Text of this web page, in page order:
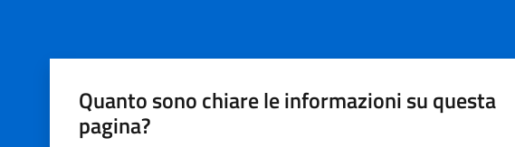
Quanto sono chiare le informazioni su questa
pagina?